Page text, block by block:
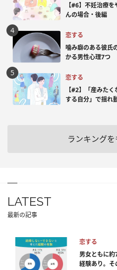
【#6】不妊治療
んの場合・後編
恋する
噛み癖のある彼氏
かる男性心理7つ
恋する
【#2】「産みた
する自分」で揺れ
ランキング
LATEST
最新の記事
恋する
男女ともに
経験あり。そ